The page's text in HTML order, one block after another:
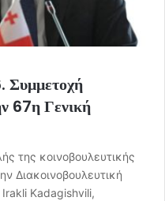
Συμμετοχή
67η Γενική
της κοινοβουλευτικής
Διακοινοβουλευτική
Kadagishvili,